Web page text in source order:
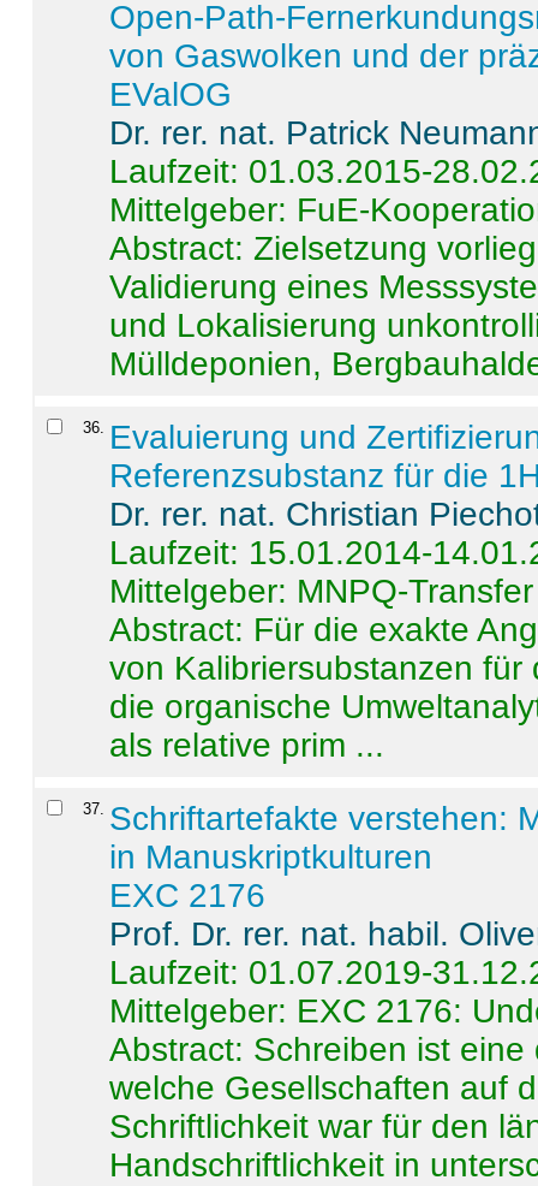
Open-Path-
von Gaswolken und der
EValOG
Dr. rer. nat. Patrick
Laufzeit: 01.03.2015-
Mittelgeber: FuE-
Abstract:Zielsetzung
Validierung eines
und Lokalisierung
Mülldeponien,
36. Evaluierung und
Referenzsubstanz für die
Dr. rer. nat. Christian
Laufzeit: 15.01.2014-
Mittelgeber: MNPQ-Transfer
Abstract: Für die exakte
von Kalibriersubstanzen
die organische
als relative prim ...
37. Schriftartefakte verstehen:
in Manuskriptkulturen
EXC 2176
Prof. Dr. rer. nat. habil.
Laufzeit: 01.07.2019-
Mittelgeber: EXC 2176:
Abstract: Schreiben ist
welche Gesellschaften auf
Schriftlichkeit war für den
Handschriftlichkeit in